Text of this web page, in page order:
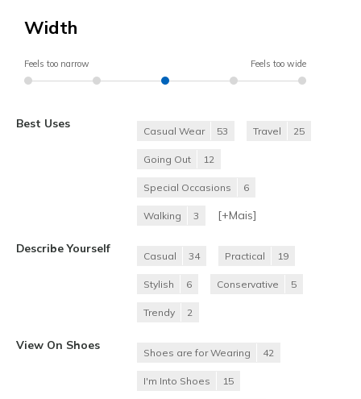
Width
Feels too narrow Feels too wide
Best Uses
Casual Wear 53 Travel 25
Going Out 12
Special Occasions 6
Walking 3 [+Mais]
Describe Yourself
Casual 34 Practical 19
Stylish 6 Conservative 5
Trendy 2
View On Shoes
Shoes are for Wearing 42
I'm Into Shoes 15